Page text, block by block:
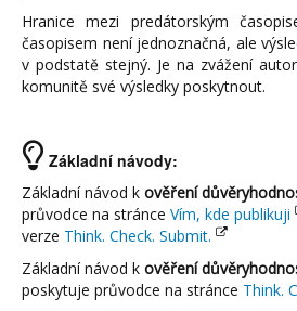
Hranice mezi predátorským
časopisem není jednoznačná, ale
v podstatě stejný. Je na zvážení
komunitě své výsledky poskytnout.
Základní návody:
Základní návod k ověření
průvodce na stránce Vím, kde publikuji
verze Think. Check. Submit.
Základní návod k ověření
poskytuje průvodce na stránce Think.